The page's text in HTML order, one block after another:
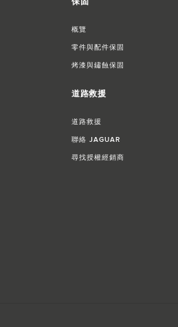
概覽
零件與配件保固
烤漆與鏽蝕保固
道路救援
道路救援
聯絡 JAGUAR
尋找授權經銷商